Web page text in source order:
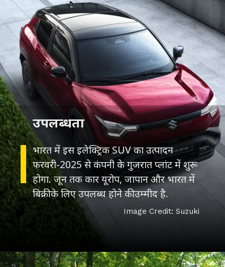
भारत में इस इलेक्ट्रिक SUV का उत्पादन
फरवरी-2025 से कंपनी के गुजरात प्लांट में शुरू
होगा. जून तक कार यूरोप, जापान और भारत में
बिक्री के लिए उपलब्ध होने की उम्मीद है.
उपलब्धता
Image Credit: Suzuki